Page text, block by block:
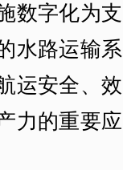
数字化为支
水路运输系
运安全、效
力的重要应